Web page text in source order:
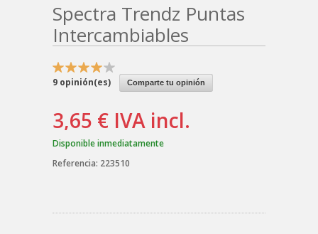
Spectra Trendz Puntas
Intercambiables
9 opinión(es) Comparte tu opinión
3,65 € IVA incl.
Disponible inmediatamente
Referencia: 223510